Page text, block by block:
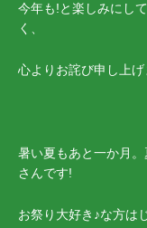
今年も!と楽しみにし
く、
心よりお詫び申し上げ
暑い夏もあと一か月。
さんです!
お祭り大好き♪な方は